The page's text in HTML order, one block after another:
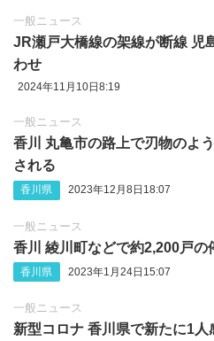
一般ニュース
JR瀬戸大橋線の架線が断線 児
わせ
2024年11月10日8:19
一般ニュース
香川 丸亀市の路上で刃物のよ
される
香川県 2023年12月8日18:07
一般ニュース
香川 綾川町などで約2,200戸の
香川県 2023年1月24日15:07
一般ニュース
新型コロナ 香川県で新たに1人